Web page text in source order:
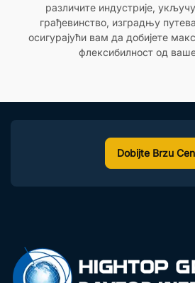
различите индустрије,
грађевинство, изградњу
осигурајући вам да добијете
флексибилност од
Dobijte Brzu